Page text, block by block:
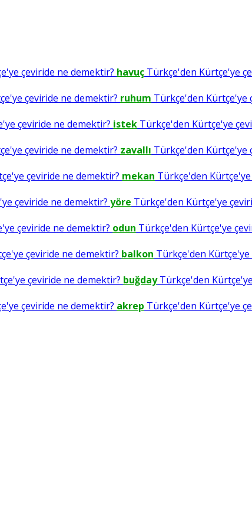
çeviride ne demektir? havuç Türkçe'den Kürtçe'ye
çeviride ne demektir? ruhum Türkçe'den Kürtçe'ye
çeviride ne demektir? istek Türkçe'den Kürtçe'ye
çeviride ne demektir? zavallı Türkçe'den Kürtçe'ye
çeviride ne demektir? mekan Türkçe'den Kürtçe'ye
çeviride ne demektir? yöre Türkçe'den Kürtçe'ye
çeviride ne demektir? odun Türkçe'den Kürtçe'ye
çeviride ne demektir? balkon Türkçe'den Kürtçe'ye
çeviride ne demektir? buğdayTürkçe'den
çeviride ne demektir? akrep Türkçe'den Kürtçe'ye